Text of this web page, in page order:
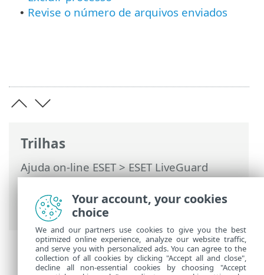
Trilhas
Ajuda on-line ESET>ESET LiveGuard
Advanced>Usando o ESET LiveGuard
Advanced > Usar exclusões para
melhorar o desempenho
• Revise o número de arquivos enviados
Your account, your cookies
choice
We and our partners use cookies to give you the best
optimized online experience, analyze our website traffic,
and serve you with personalized ads. You can agree to the
collection of all cookies by clicking "Accept all and close",
decline all non-essential cookies by choosing "Accept